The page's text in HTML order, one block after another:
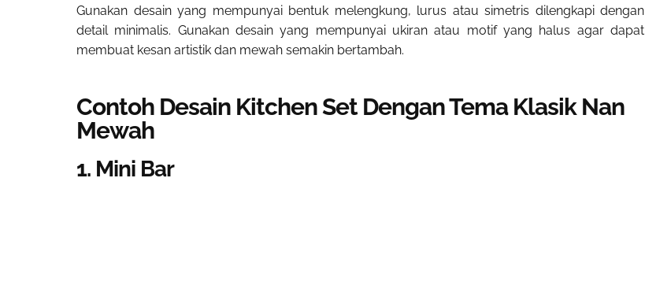
Gunakan desain yang mempunyai bentuk melengkung, lurus atau simetris dilengkapi dengan
detail minimalis. Gunakan desain yang mempunyai ukiran atau motif yang halus agar dapat
membuat kesan artistik dan mewah semakin bertambah.
Contoh Desain Kitchen Set Dengan Tema Klasik Nan
Mewah
1. Mini Bar